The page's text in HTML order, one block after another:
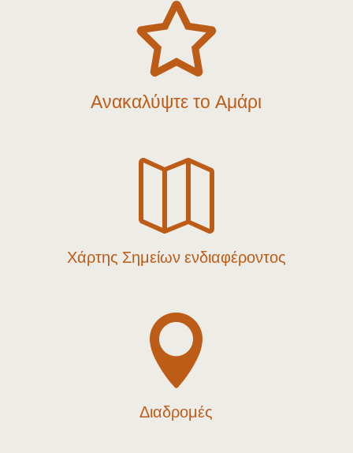

Ανακαλύψτε το Αμάρι

Χάρτης Σημείων ενδιαφέροντος

Διαδρομές